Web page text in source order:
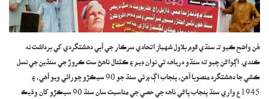
ھُن واضح ڪيو تہ سنڌي قوم بلاول شهباز اتحادي سرڪار جي آبي دهشتگردي کي برداشت نه
ڪندي. اڳواڻن چيو ته سنڌو درياهه تي نوان ڊيم ۽ ڪئنال ٺاهڻ ست ڪروڙ جي سنڌين جي نسل
ڪشي جا دهشتگرد منصوبا آهن، پنجاب اڳ ۾ ئي سنڌ جو 90 سيڪڙو چورائي ويو آهي، ۽
1945ع واري سنڌ پنجاب پاڻي ٺاهه جي حصي جي مناسبت سان سنڌ 90 سيڪڙو کان وڌيڪ